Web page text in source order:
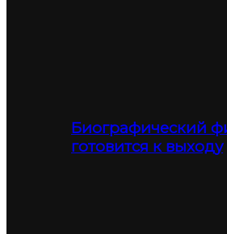
Биографический
готовится к выходу